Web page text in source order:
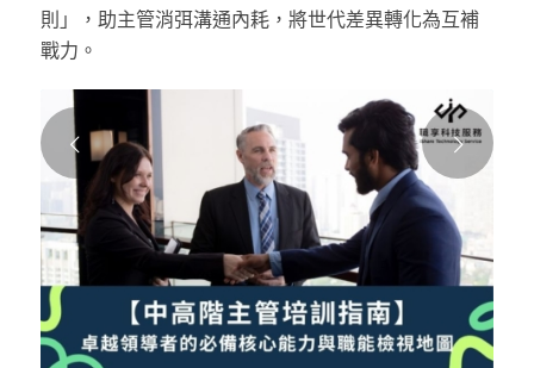
則」，助主管消弭溝通內耗，將世代差異轉化為互補
戰力。
下一頁